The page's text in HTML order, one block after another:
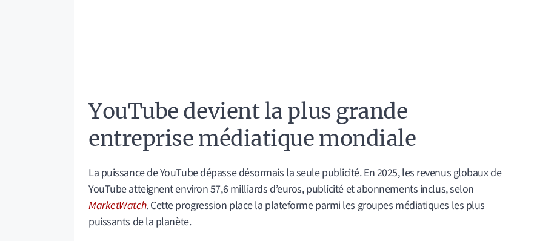
YouTube devient la plus grande
entreprise médiatique mondiale
La puissance de YouTube dépasse désormais la seule publicité. En 2025, les revenus globaux de
YouTube atteignent environ 57,6 milliards d’euros, publicité et abonnements inclus, selon
MarketWatch. Cette progression place la plateforme parmi les groupes médiatiques les plus
puissants de la planète.